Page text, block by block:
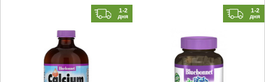
1-2
дня
1-2
дня